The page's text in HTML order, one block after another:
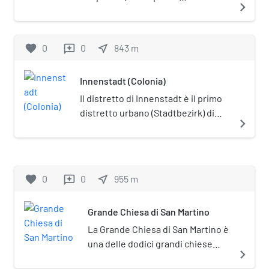
Colonia, in Germania, le cui origini
navigate_next
favorite 0 reviews 0 near_me 843 m
Innenstadt (Colonia)
Il distretto di Innenstadt è il primo
distretto urbano (Stadtbezirk) di
navigate_next
favorite 0 reviews 0 near_me 955 m
Grande Chiesa di San Martino
La Grande Chiesa di San Martino è
una delle dodici grandi chiese
navigate_next